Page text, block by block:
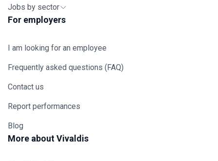
Jobs by sector
For employers
I am looking for an employee
Frequently asked questions (FAQ)
Contact us
Report performances
Blog
More about Vivaldis